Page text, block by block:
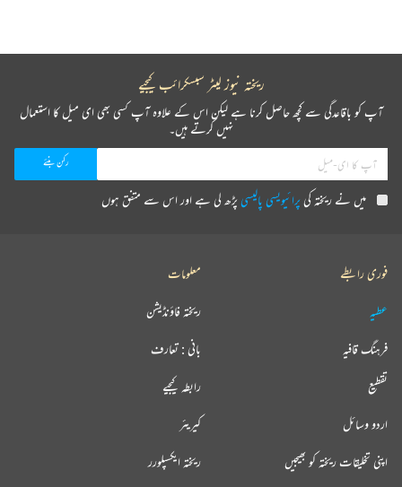
ریختہ نیوز لیٹر سبسکرائب کیجیے
آپ کو باقاعدگی سے کچھ حاصل کرنا ہے لیکن اس کے علاوہ آپ کسی بھی ای میل کا استعمال
نہیں کرتے ہیں۔
میں نے ریختہ کیپرائیویسی پالیسیپڑھ لی ہے اور اس سے متفق ہوں
فوری رابطے
عطیہ
فرہنگ قافیہ
تقطیع
اردو وسائل
اپنی تخلیقات ریختہ کو بھیجیں
معلومات
ریختہ فاؤنڈیشن
بانی : تعارف
رابطہ کیجیے
کیریئر
ریختہ ایکسپلورر